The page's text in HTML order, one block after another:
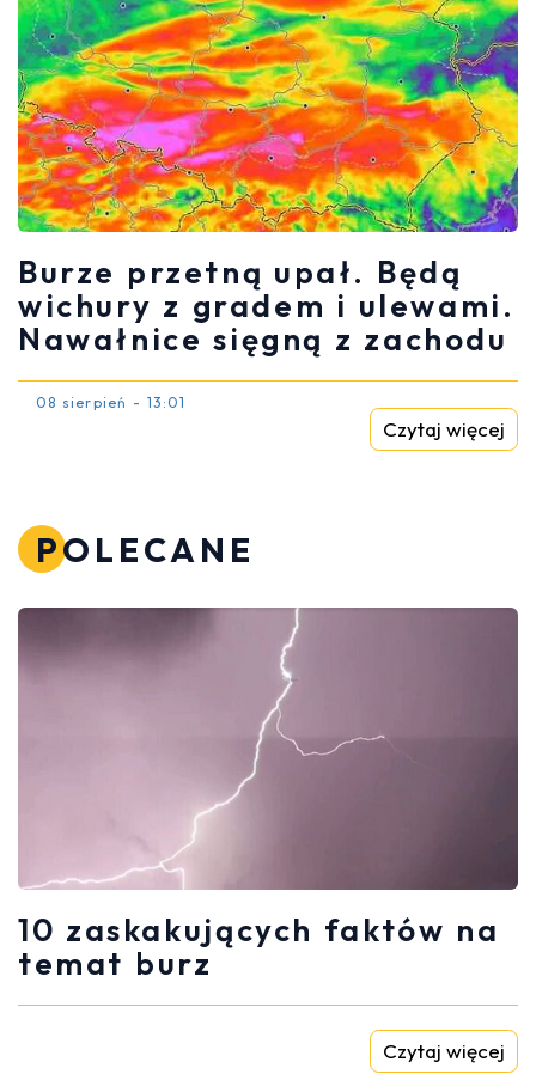
Burze przetną upał. Będą
wichury z gradem i ulewami.
Nawałnice sięgną z zachodu
08 sierpień - 13:01
Czytaj więcej
POLECANE
10 zaskakujących faktów na
temat burz
Czytaj więcej